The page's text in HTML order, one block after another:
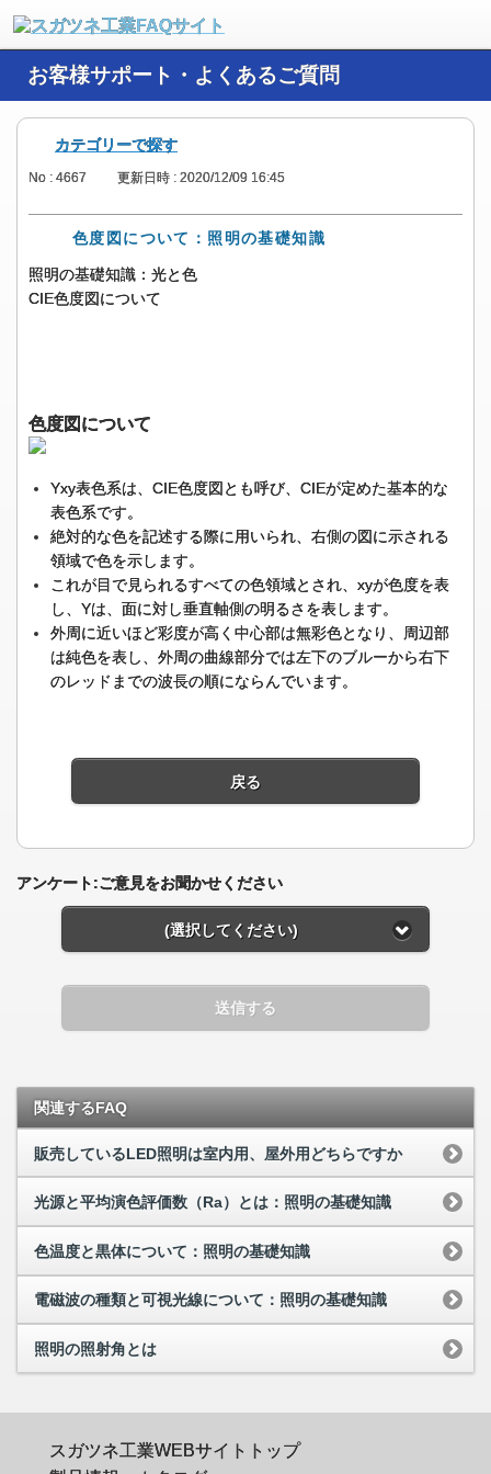
お客様サポート・よくあるご質問
カテゴリーで探す
No : 4667 更新日時 : 2020/12/09 16:45
色度図について：照明の基礎知識
照明の基礎知識：光と色
CIE色度図について
色度図について
Yxy表色系は、CIE色度図とも呼び、CIEが定めた基本的な
表色系です。
絶対的な色を記述する際に用いられ、右側の図に示される
領域で色を示します。
これが目で見られるすべての色領域とされ、xyが色度を表
し、Yは、面に対し垂直軸側の明るさを表します。
外周に近いほど彩度が高く中心部は無彩色となり、周辺部
は純色を表し、外周の曲線部分では左下のブルーから右下
のレッドまでの波長の順にならんでいます。
戻る
アンケート:ご意見をお聞かせください
(選択してください)
送信する
関連するFAQ
販売しているLED照明は室内用、屋外用どちらですか
光源と平均演色評価数（Ra）とは：照明の基礎知識
色温度と黒体について：照明の基礎知識
電磁波の種類と可視光線について：照明の基礎知識
照明の照射角とは
スガツネ工業WEBサイトトップ